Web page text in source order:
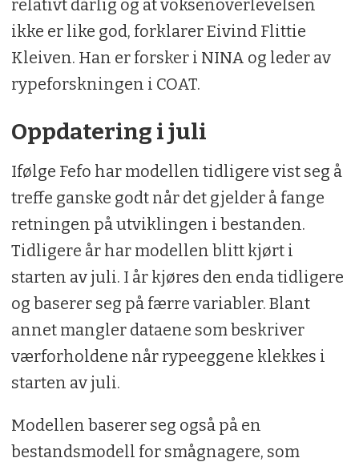
relativt dårlig og at voksenoverlevelsen
ikke er like god, forklarer Eivind Flittie
Kleiven. Han er forsker i NINA og leder av
rypeforskningen i COAT.
Oppdatering i juli
Ifølge Fefo har modellen tidligere vist seg å
treffe ganske godt når det gjelder å fange
retningen på utviklingen i bestanden.
Tidligere år har modellen blitt kjørt i
starten av juli. I år kjøres den enda tidligere
og baserer seg på færre variabler. Blant
annet mangler dataene som beskriver
værforholdene når rypeeggene klekkes i
starten av juli.
Modellen baserer seg også på en
bestandsmodell for smågnagere, som